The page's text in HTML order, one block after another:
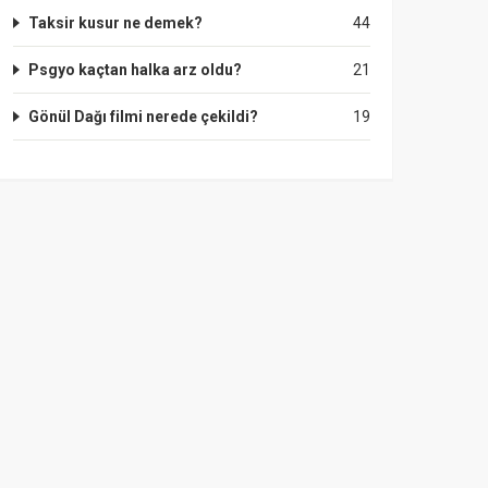
44
Taksir kusur ne demek?
21
Psgyo kaçtan halka arz oldu?
19
Gönül Dağı filmi nerede çekildi?